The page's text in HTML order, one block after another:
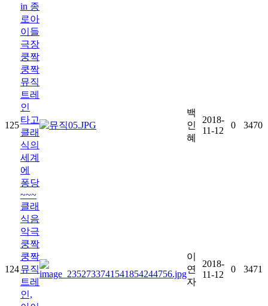
in 종
로아
이들
극장
125
쿵짝
쿵짝
뮤직
트레
인
타고
클래
식의
세계
에
퐁당
~~~
백
인
혜
2018-
11-12
0 3470
124
클래
식음
악극
쿵짝
쿵짝
뮤직
트레
인,
이
연
자
2018-
11-12
0 3471